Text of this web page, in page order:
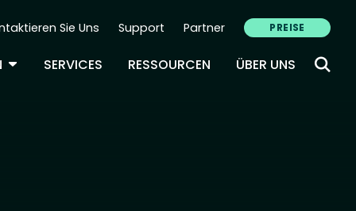
Navigation (DE)
Sie Uns Support Partner PREISE
TOGGLE DROPDOWN
SERVICES RESSOURCEN ÜBER UNS